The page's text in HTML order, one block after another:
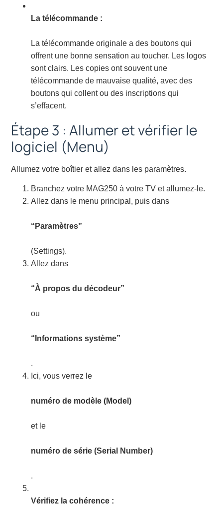
La télécommande :
La télécommande originale a des boutons qui
offrent une bonne sensation au toucher. Les logos
sont clairs. Les copies ont souvent une
télécommande de mauvaise qualité, avec des
boutons qui collent ou des inscriptions qui
s’effacent.
Étape 3 : Allumer et vérifier le
logiciel (Menu)
Allumez votre boîtier et allez dans les paramètres.
Branchez votre MAG250 à votre TV et allumez-le.
Allez dans le menu principal, puis dans
“Paramètres”
(Settings).
Allez dans
“À propos du décodeur”
ou
“Informations système”
.
Ici, vous verrez le
numéro de modèle (Model)
et le
numéro de série (Serial Number)
.
Vérifiez la cohérence :